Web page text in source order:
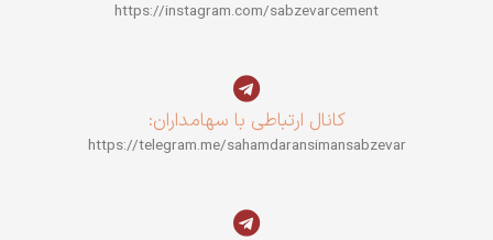
https://instagram.com/sabzevarcement
کانال ارتباطی با سهامداران:
https://telegram.me/sahamdaransimansabzevar